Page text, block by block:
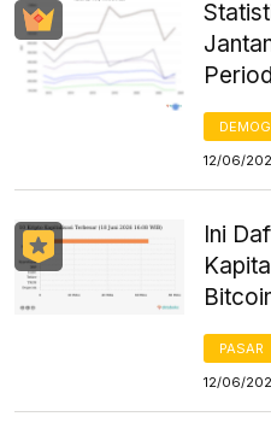
12/06/
Ini
PASAR
12/06/